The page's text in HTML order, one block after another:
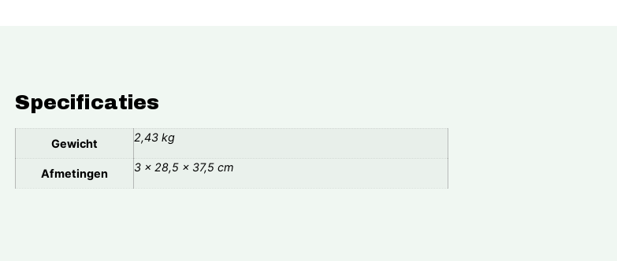
Specificaties
Gewicht 2,43 kg
Afmetingen 3 × 28,5 × 37,5 cm